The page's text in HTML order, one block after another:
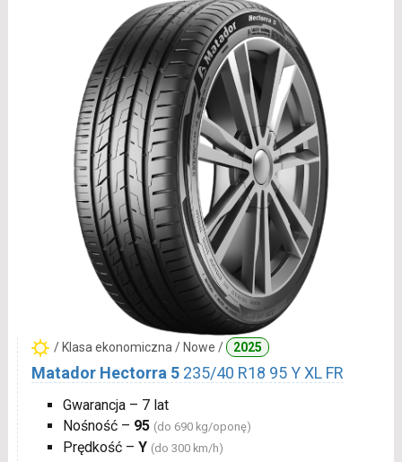
/ Klasa ekonomiczna / Nowe / 2025
Matador Hectorra 5 235/40 R18 95 Y XL FR
Gwarancja – 7 lat
Nośność – 95 (do 690 kg/oponę)
Prędkość – Y (do 300 km/h)